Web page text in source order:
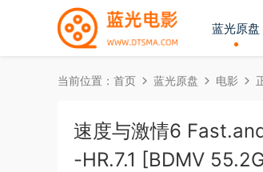
蓝光原盘
当前位置： 首页 蓝光原盘 电影
速度与激情6
-HR.7.1 [BDMV